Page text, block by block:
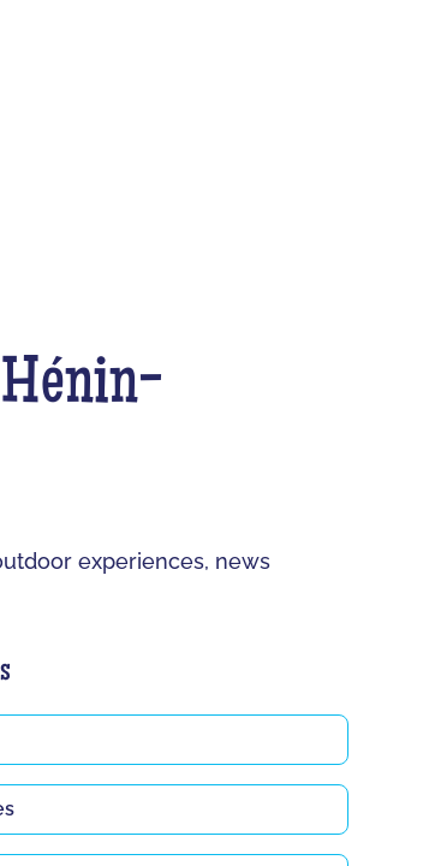
experiences, news